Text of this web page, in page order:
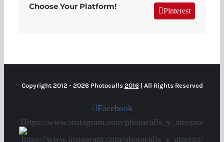
Choose Your Platform!
Pinterest
Copyright 2012 - 2026 Photocalls 2016| All Rights Reserved
Facebook
Https://www.instagram.com/photocalls_y_atrezzo/